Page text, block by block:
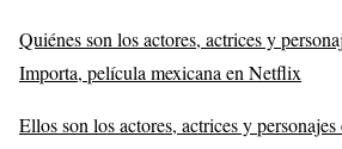
Quiénes son los actores, actrices y
Importa, película mexicana en Netflix
Ellos son los actores, actrices y